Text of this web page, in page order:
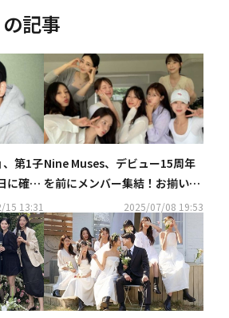
の記事
第1子
に確認
15 13:31
Nine Muses、デビュー15周年
を前にメンバー集結！お揃いの
ブレスレットに注目2025/07/08 19:53